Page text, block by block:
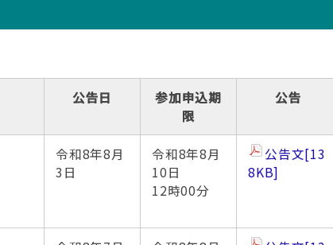
公告日
参加申込期
限
公告
令和8年8月
3日
令和8年8月
10日
12時00分
公告文[13
8KB]